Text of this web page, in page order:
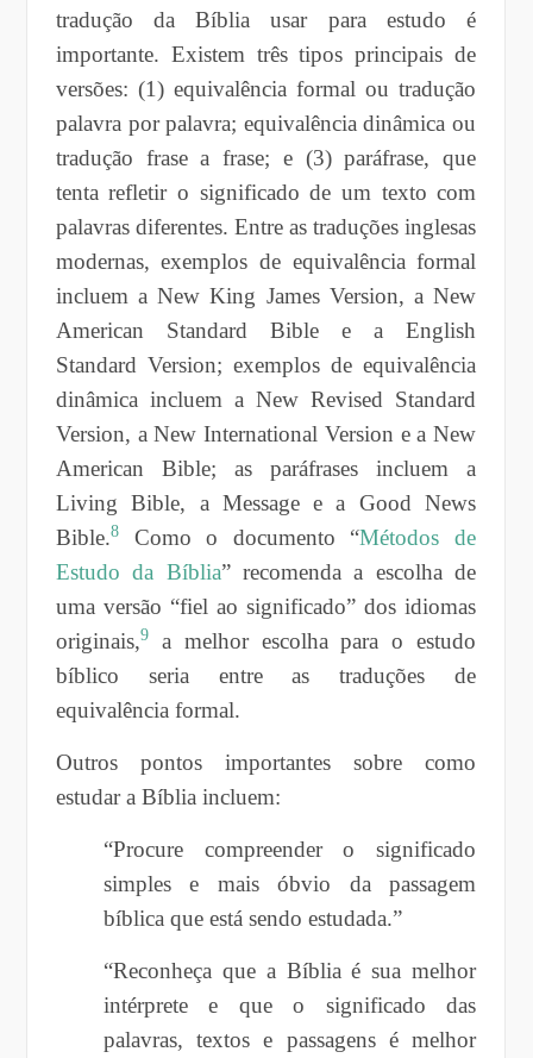
tradução da Bíblia usar para estudo é
importante. Existem três tipos principais de
versões: (1) equivalência formal ou tradução
palavra por palavra; equivalência dinâmica ou
tradução frase a frase; e (3) paráfrase, que
tenta refletir o significado de um texto com
palavras diferentes. Entre as traduções inglesas
modernas, exemplos de equivalência formal
incluem a New King James Version, a New
American Standard Bible e a English
Standard Version; exemplos de equivalência
dinâmica incluem a New Revised Standard
Version, a New International Version e a New
American Bible; as paráfrases incluem a
Living Bible, a Message e a Good News
Bible.8Como o documento “Métodos de
Estudo da Bíblia” recomenda a escolha de
uma versão “fiel ao significado” dos idiomas
originais,9a melhor escolha para o estudo
bíblico seria entre as traduções de
equivalência formal.
Outros pontos importantes sobre como
estudar a Bíblia incluem:
“Procure compreender o significado
simples e mais óbvio da passagem
bíblica que está sendo estudada.”
“Reconheça que a Bíblia é sua melhor
intérprete e que o significado das
palavras, textos e passagens é melhor